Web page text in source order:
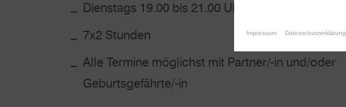
Dienstags 19.00 bis 21.00 Uhr
7x2 Stunden
Alle Termine möglichst mit Partner/-in und/oder
Geburtsgefährte/-in
Impressum Datenschutzerklärung